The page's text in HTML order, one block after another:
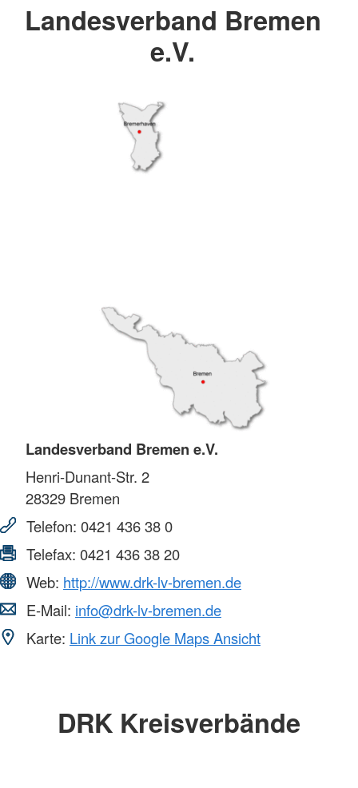
Landesverband Bremen
e.V.
Landesverband Bremen e.V.
Henri-Dunant-Str. 2
28329 Bremen
Telefon: 0421 436 38 0
Telefax: 0421 436 38 20
Web: http://www.drk-lv-bremen.de
E-Mail: info@drk-lv-bremen.de
Karte: Link zur Google Maps Ansicht
DRK Kreisverbände